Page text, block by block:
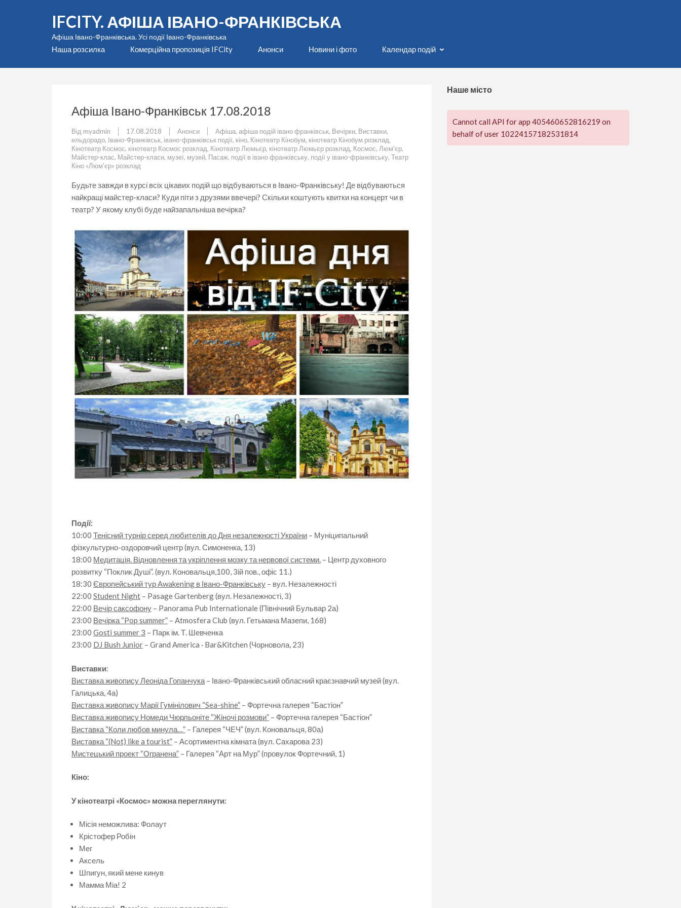
IFCITY. АФІША ІВАНО-ФРАНКІВСЬКА
Афіша Івано-Франківська. Усі події Івано-Франківська
Наша розсилка Комерційна пропозиція IFCity Анонси Новини і фото Календар подій
Афіша Івано-Франківськ 17.08.2018
Від myadmin 17.08.2018 Анонси Афіша, афіша подій івано франківськ, Вечірки, Виставки,
ельдорадо, Івано-Франківськ, івано-франківськ події, кіно, Кінотеатр Кінобум, кінотеатр Кінобум розклад,
Кінотеатр Космос, кінотеатр Космос розклад, Кінотеатр Люмьєр, кінотеатр Люмьєр розклад, Космос, Люм'єр,
Майстер-клас, Майстер-класи, музеї, музей, Пасаж, події в івано франківську, події у івано-франківську, Театр
Кіно «Люм'єр» розклад
Будьте завжди в курсі всіх цікавих подій що відбуваються в Івано-Франківську! Де відбуваються
найкращі майстер-класи? Куди піти з друзями ввечері? Скільки коштують квитки на концерт чи в
театр? У якому клубі буде найзапальніша вечірка?
Події:
10:00 Тенісний турнір серед любителів до Дня незалежності України – Муніципальний
фізкультурно-оздоровчий центр (вул. Симоненка, 13)
18:00 Медитація. Відновлення та укріплення мозку та нервової системи. – Центр духовного
розвитку “Поклик Душі”. (вул. Коновальця,100, 3ій пов., офіс 11.)
18:30 Європейський тур Awakening в Івано-Франківську – вул. Незалежності
22:00 Student Night – Pasage Gartenberg (вул. Незалежності, 3)
22:00 Вечір саксофону – Panorama Pub Internationale (Північний Бульвар 2а)
23:00 Вечірка “Pop summer” – Atmosfera Club (вул. Гетьмана Мазепи, 168)
23:00 Gosti summer 3 – Парк ім. Т. Шевченка
23:00 DJ Bush Junior – Grand America · Bar&Kitchen (Чорновола, 23)
Виставки:
Виставка живопису Леоніда Гопанчука – Івано-Франківський обласний краєзнавчий музей (вул.
Галицька, 4а)
Виставка живопису Марії Гумінілович “Sea-shine” – Фортечна галерея “Бастіон”
Виставка живопису Номеди Чюрльоніте “Жіночі розмови” – Фортечна галерея “Бастіон”
Виставка “Коли любов минула…” – Галерея “ЧЕЧ” (вул. Коновальця, 80а)
Виставка “(Not) like a tourist” – Асортиментна кімната (вул. Сахарова 23)
Мистецький проект “Огранена” – Галерея “Арт на Мур” (провулок Фортечний, 1)
Кіно:
У кінотеатрі «Космос» можна переглянути:
Місія неможлива: Фолаут
Крістофер Робін
Мег
Аксель
Шпигун, який мене кинув
Мамма Міа! 2
Наше місто
Cannot call API for app 405460652816219 on
behalf of user 10224157182531814